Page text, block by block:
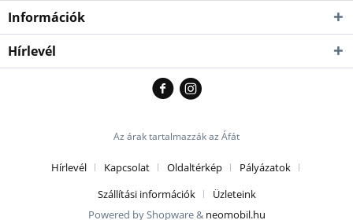
Információk
Hírlevél
Az árak tartalmazzák az Áfát
Hírlevél Kapcsolat Oldaltérkép
Pályázatok
Szállítási információk
Üzleteink
Powered by Shopware & neomobil.hu